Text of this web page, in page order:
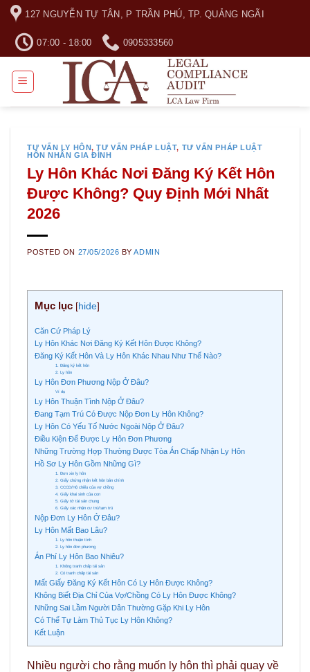
Skip
content
127 NGUYỄN TỰ TÂN, P TRẦN PHÚ, TP. QUẢNG NGÃI
07:00 - 18:00 0905333560
TƯ VẤN LY HÔN,TƯ VẤN PHÁP LUẬT, TƯ VẤN PHÁP LUẬT
HÔN NHÂN GIA ĐÌNH
Ly Hôn Khác Nơi Đăng Ký Kết Hôn
Được Không? Quy Định Mới Nhất
2026
POSTED ON 27/05/2026 BYADMIN
Mục lục [hide]
Căn Cứ Pháp Lý
Ly Hôn Khác Nơi Đăng Ký Kết Hôn Được Không?
Đăng Ký Kết Hôn Và Ly Hôn Khác Nhau Như Thế Nào?
1. Đăng ký kết hôn
2. Ly hôn
Ly Hôn Đơn Phương Nộp Ở Đâu?
Ví dụ
Ly Hôn Thuận Tình Nộp Ở Đâu?
Đang Tạm Trú Có Được Nộp Đơn Ly Hôn Không?
Ly Hôn Có Yếu Tố Nước Ngoài Nộp Ở Đâu?
Điều Kiện Để Được Ly Hôn Đơn Phương
Những Trường Hợp Thường Được Tòa Án Chấp Nhận Ly Hôn
Hồ Sơ Ly Hôn Gồm Những Gì?
1. Đơn xin ly hôn
2. Giấy chứng nhận kết hôn bản chính
3. CCCD/Hộ chiếu của vợ chồng
4. Giấy khai sinh của con
5. Giấy tờ tài sản chung
6. Giấy xác nhận cư trú/tạm trú
Nộp Đơn Ly Hôn Ở Đâu?
Ly Hôn Mất Bao Lâu?
1. Ly hôn thuận tình
2. Ly hôn đơn phương
Án Phí Ly Hôn Bao Nhiêu?
1. Không tranh chấp tài sản
2. Có tranh chấp tài sản
Mất Giấy Đăng Ký Kết Hôn Có Ly Hôn Được Không?
Không Biết Địa Chỉ Của Vợ/Chồng Có Ly Hôn Được Không?
Những Sai Lầm Người Dân Thường Gặp Khi Ly Hôn
Có Thể Tự Làm Thủ Tục Ly Hôn Không?
Kết Luận
Nhiều người cho rằng muốn ly hôn thì phải quay về